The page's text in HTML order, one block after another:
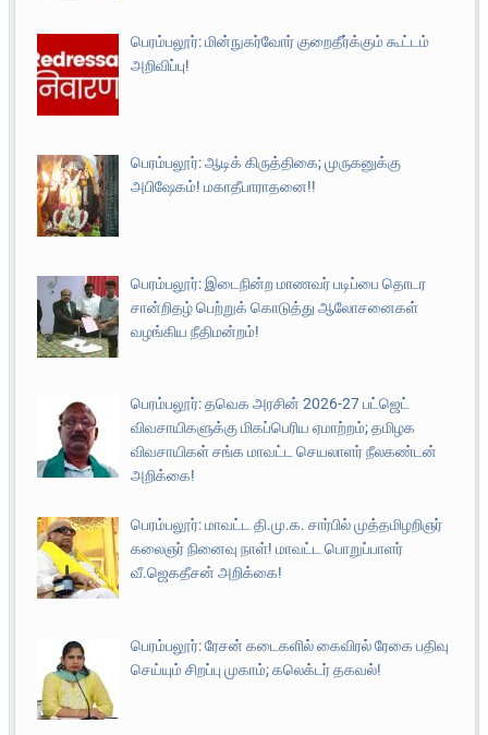
பெரம்பலூர்: மின்நுகர்வோர் குறைதீர்க்கும் கூட்டம்
அறிவிப்பு!
பெரம்பலூர்: ஆடிக் கிருத்திகை; முருகனுக்கு
அபிஷேகம்! மகாதீபாராதனை!!
பெரம்பலூர்: இடைநின்ற மாணவர் படிப்பை தொடர
சான்றிதழ் பெற்றுக் கொடுத்து ஆலோசனைகள்
வழங்கிய நீதிமன்றம்!
பெரம்பலூர்: தவெக அரசின் 2026-27 பட்ஜெட்
விவசாயிகளுக்கு மிகப்பெரிய ஏமாற்றம்; தமிழக
விவசாயிகள் சங்க மாவட்ட செயலாளர் நீலகண்டன்
அறிக்கை!
பெரம்பலூர்: மாவட்ட தி.மு.க. சார்பில் முத்தமிழறிஞர்
கலைஞர் நினைவு நாள்! மாவட்ட பொறுப்பாளர்
வீ.ஜெகதீசன் அறிக்கை!
பெரம்பலூர்: ரேசன் கடைகளில் கைவிரல் ரேகை பதிவு
செய்யும் சிறப்பு முகாம்; கலெக்டர் தகவல்!